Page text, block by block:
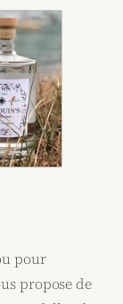
pour
propose de